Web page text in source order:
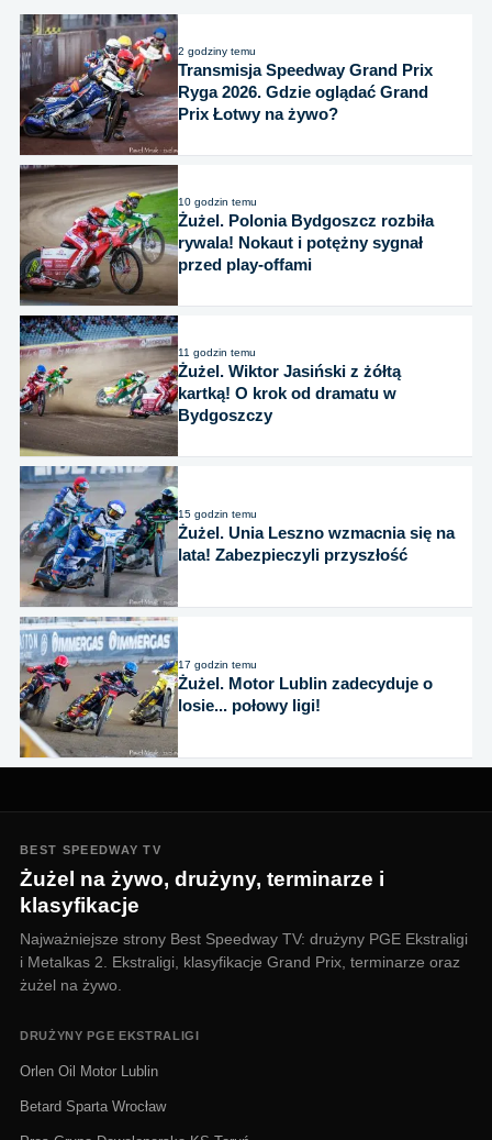
2 godziny temu
Transmisja Speedway Grand Prix
Ryga 2026. Gdzie oglądać Grand
Prix Łotwy na żywo?
10 godzin temu
Żużel. Polonia Bydgoszcz rozbiła
rywala! Nokaut i potężny sygnał
przed play-offami
11 godzin temu
Żużel. Wiktor Jasiński z żółtą
kartką! O krok od dramatu w
Bydgoszczy
15 godzin temu
Żużel. Unia Leszno wzmacnia się na
lata! Zabezpieczyli przyszłość
17 godzin temu
Żużel. Motor Lublin zadecyduje o
losie... połowy ligi!
BEST SPEEDWAY TV
Żużel na żywo, drużyny, terminarze i
klasyfikacje
Najważniejsze strony Best Speedway TV: drużyny PGE Ekstraligi
i Metalkas 2. Ekstraligi, klasyfikacje Grand Prix, terminarze oraz
żużel na żywo.
DRUŻYNY PGE EKSTRALIGI
Orlen Oil Motor Lublin
Betard Sparta Wrocław